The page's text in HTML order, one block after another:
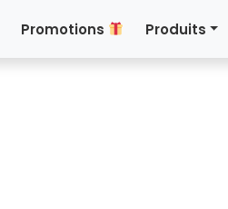
Promotions Produits